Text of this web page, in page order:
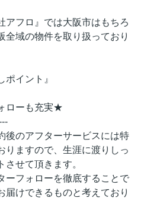
アフロ』では大阪市はもちろ
全域の物件を取り扱っており
ポイント』
ローも充実★
後のアフターサービスには特
りますので、生涯に渡りしっ
させて頂きます。
ーフォローを徹底することで
届けできるものと考えており